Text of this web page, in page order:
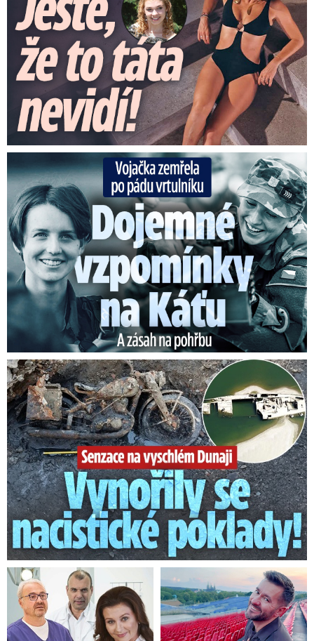
Vojačka zemřela po pádu vrtulníku: Dojemné vzpomínky na ...
Senzace na vyschlém Dunaji: Vynořily se nacistické poklady!